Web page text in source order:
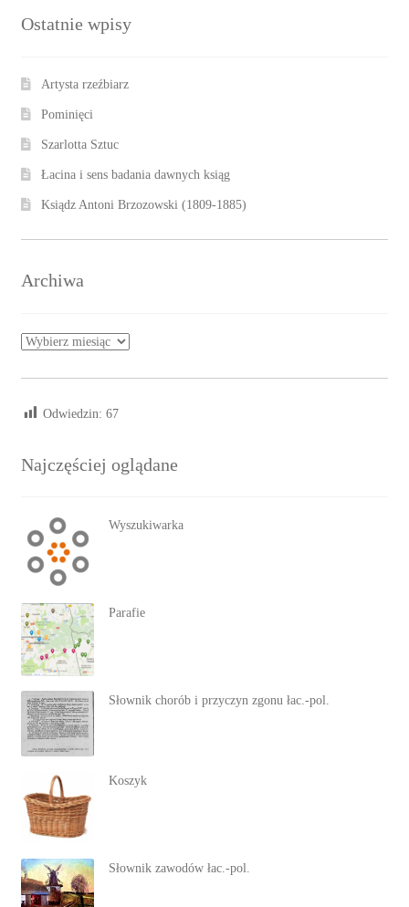
Ostatnie wpisy
Artysta rzeźbiarz
Pominięci
Szarlotta Sztuc
Łacina i sens badania dawnych ksiąg
Ksiądz Antoni Brzozowski (1809-1885)
Archiwa
Archiwa
Odwiedzin: 67
Najczęściej oglądane
Wyszukiwarka
Parafie
Słownik chorób i przyczyn zgonu łac.-pol.
Koszyk
Słownik zawodów łac.-pol.